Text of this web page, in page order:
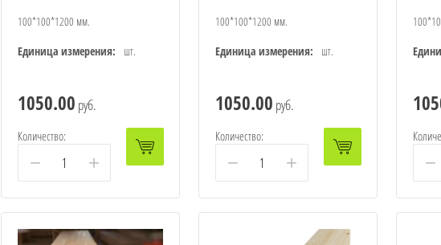
100*100*1200 мм.
Единица измерения:
шт.
1050.00 руб.
Количество:
− +
100*100*1200 мм.
Единица измерения:
шт.
1050.00 руб.
Количество:
− + −